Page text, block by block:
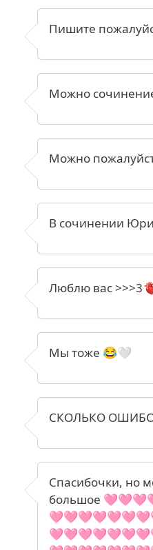
Пишите
Можно
Можно
В сочинении
Люблю вас
Мы тоже 😂🤍
СКОЛЬКО
Спасибочки, но
большое